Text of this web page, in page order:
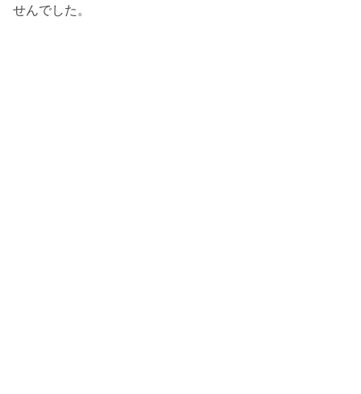
せんでした。